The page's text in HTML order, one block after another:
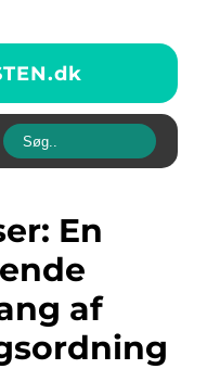
dk
af